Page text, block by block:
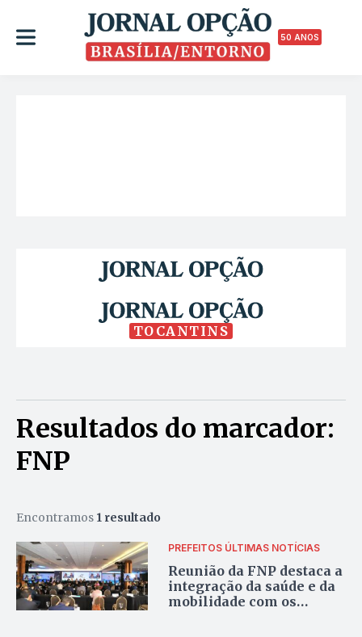
50 ANOS
TOCANTINS
Resultados do marcador:
FNP
Encontramos 1 resultado
PREFEITOS ÚLTIMAS NOTÍCIAS
Reunião da FNP destaca a
integração da saúde e da
mobilidade com os